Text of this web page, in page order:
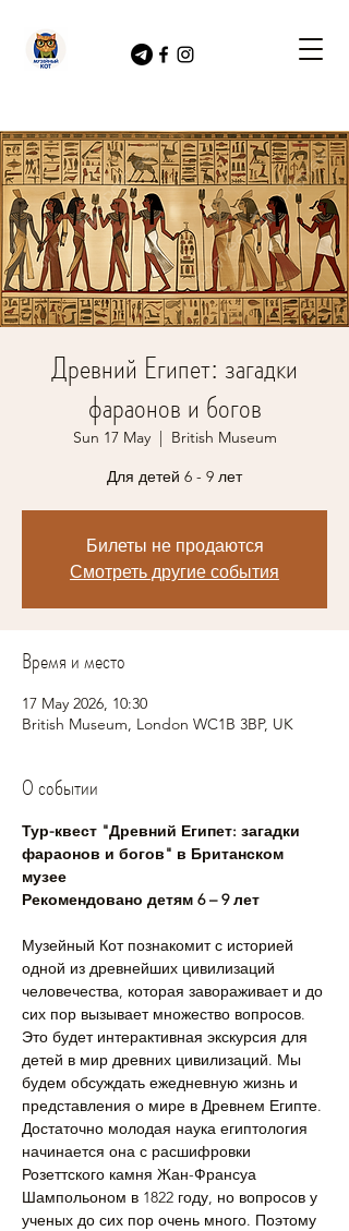
Древний Египет: загадки
фараонов и богов
Sun 17 May
  |
British Museum
Для детей 6 - 9 лет
Билеты не продаются
Смотреть другие события
Время и место
17 May 2026, 10:30
British Museum, London WC1B 3BP, UK
О событии
Тур-квест "Древний Египет: загадки
фараонов и богов" в Британском
музее
Рекомендовано детям 6 – 9 лет
Музейный Кот познакомит с историей
одной из древнейших цивилизаций
человечества, которая завораживает и до
сих пор вызывает множество вопросов.
Это будет интерактивная экскурсия для
детей в мир древних цивилизаций. Мы
будем обсуждать ежедневную жизнь и
представления о мире в Древнем Египте.
Достаточно молодая наука египтология
начинается она с расшифровки
Розеттского камня Жан-Франсуа
Шампольоном в 1822 году, но вопросов у
ученых до сих пор очень много. Поэтому